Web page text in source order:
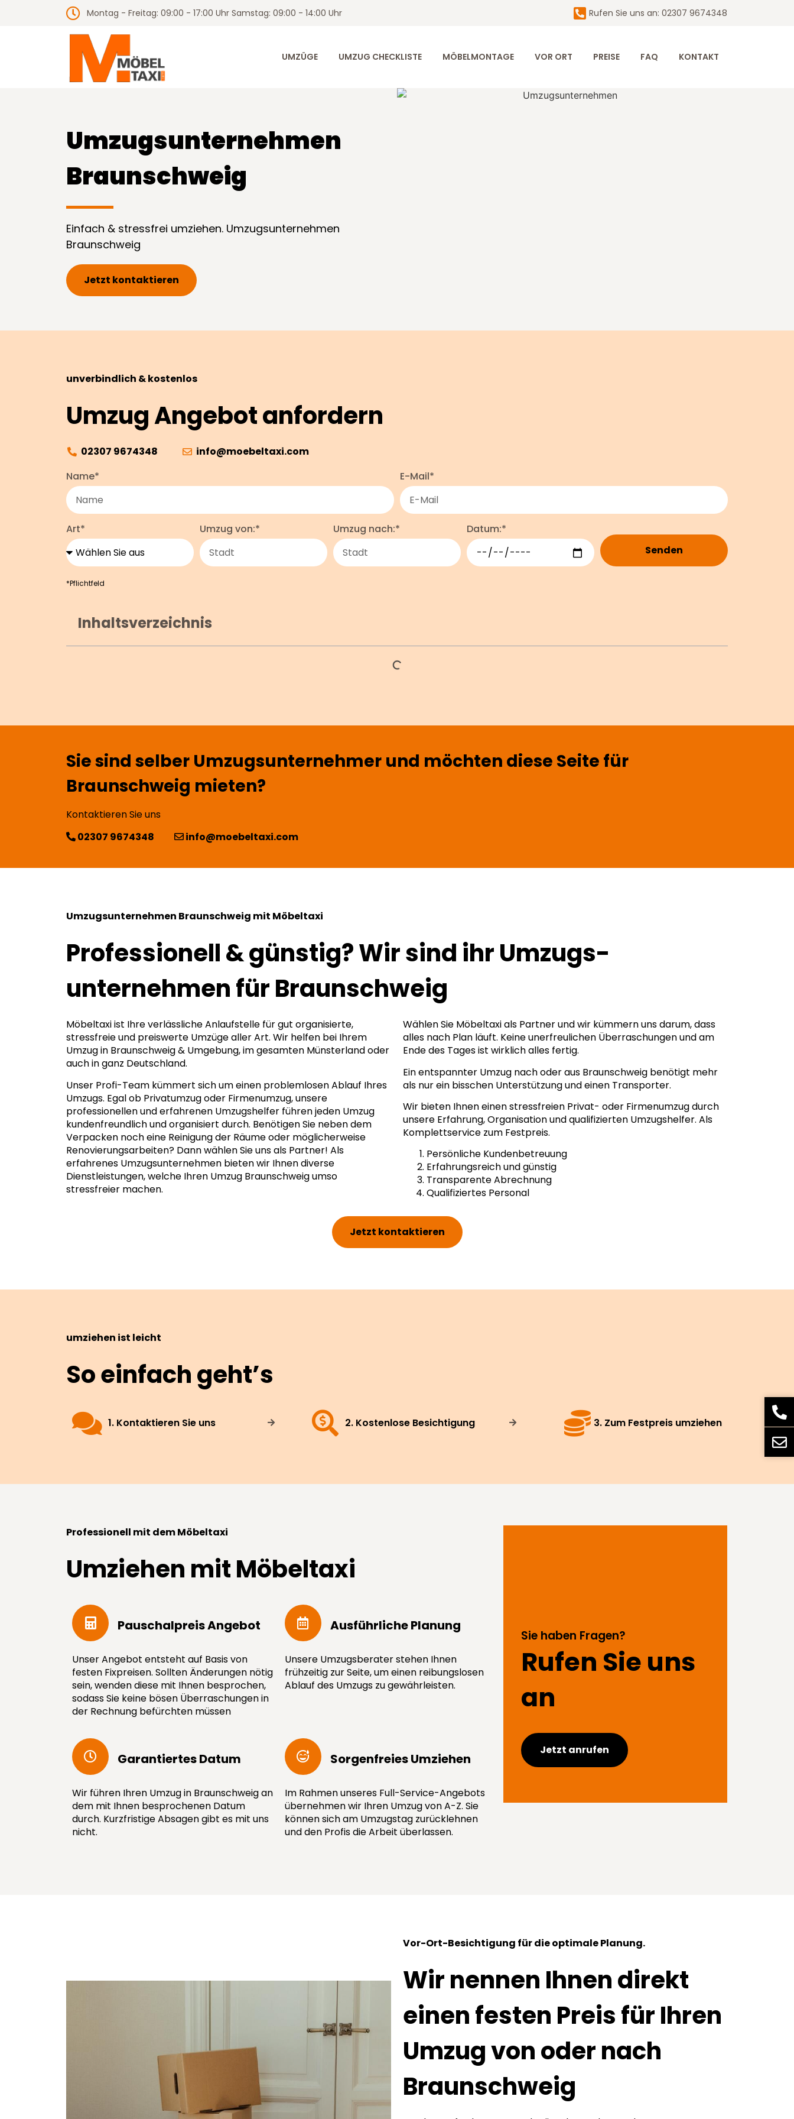
Montag - Freitag: 09:00 - 17:00 Uhr Samstag: 09:00 - 14:00 Uhr Rufen Sie uns an: 02307 9674348
UMZÜGE UMZUG CHECKLISTE MÖBELMONTAGE VOR ORT PREISE FAQ KONTAKT
Umzugs­unternehmen
Braunschweig
Einfach & stressfrei umziehen. Umzugsunternehmen
Braunschweig
Jetzt kontaktieren
unverbindlich & kostenlos
Umzug Angebot anfordern
02307 9674348
info@moebeltaxi.com
Name*
E-Mail*
Art* Umzug von:* Umzug nach:*
Datum:*
Senden
*Pflichtfeld
Inhaltsverzeichnis
Sie sind selber Umzugsunternehmer und möchten diese Seite für
Braunschweig mieten?
Kontaktieren Sie uns
02307 9674348
info@moebeltaxi.com
Umzugsunternehmen Braunschweig mit Möbeltaxi
Professionell & günstig? Wir sind ihr Umzugs­
unternehmen für Braunschweig
Möbeltaxi ist Ihre verlässliche Anlaufstelle für gut organisierte,
stressfreie und preiswerte Umzüge aller Art. Wir helfen bei Ihrem
Umzug in Braunschweig & Umgebung, im gesamten Münsterland oder
auch in ganz Deutschland.
Unser Profi-Team kümmert sich um einen problemlosen Ablauf Ihres
Umzugs. Egal ob Privatumzug oder Firmenumzug, unsere
professionellen und erfahrenen Umzugshelfer führen jeden Umzug
kundenfreundlich und organisiert durch. Benötigen Sie neben dem
Verpacken noch eine Reinigung der Räume oder möglicherweise
Renovierungsarbeiten? Dann wählen Sie uns als Partner! Als
erfahrenes Umzugsunternehmen bieten wir Ihnen diverse
Dienstleistungen, welche Ihren Umzug Braunschweig umso
stressfreier machen.
Wählen Sie Möbeltaxi als Partner und wir kümmern uns darum, dass
alles nach Plan läuft. Keine unerfreulichen Überraschungen und am
Ende des Tages ist wirklich alles fertig.
Ein entspannter Umzug nach oder aus Braunschweig benötigt mehr
als nur ein bisschen Unterstützung und einen Transporter.
Wir bieten Ihnen einen stressfreien Privat- oder Firmenumzug durch
unsere Erfahrung, Organisation und qualifizierten Umzugshelfer. Als
Komplettservice zum Festpreis.
Persönliche Kundenbetreuung
Erfahrungsreich und günstig
Transparente Abrechnung
Qualifiziertes Personal
Jetzt kontaktieren
umziehen ist leicht
So einfach geht’s
1. Kontaktieren Sie uns 2. Kostenlose Besichtigung 3. Zum Festpreis umziehen
Professionell mit dem Möbeltaxi
Umziehen mit Möbeltaxi
Pauschal­preis Angebot
Unser Angebot entsteht auf Basis von
festen Fixpreisen. Sollten Änderungen nötig
sein, wenden diese mit Ihnen besprochen,
sodass Sie keine bösen Überraschungen in
der Rechnung befürchten müssen
Ausführ­liche Planung
Unsere Umzugsberater stehen Ihnen
frühzeitig zur Seite, um einen reibungslosen
Ablauf des Umzugs zu gewährleisten.
Garantiertes Datum
Wir führen Ihren Umzug in Braunschweig an
dem mit Ihnen besprochenen Datum
durch. Kurzfristige Absagen gibt es mit uns
nicht.
Sorgenfreies Umziehen
Im Rahmen unseres Full-Service-Angebots
übernehmen wir Ihren Umzug von A-Z. Sie
können sich am Umzugstag zurücklehnen
und den Profis die Arbeit überlassen.
Sie haben Fragen?
Rufen Sie uns
an
Jetzt anrufen
Vor-Ort-Besichtigung für die optimale Planung.
Wir nennen Ihnen direkt
einen festen Preis für Ihren
Umzug von oder nach
Braunschweig